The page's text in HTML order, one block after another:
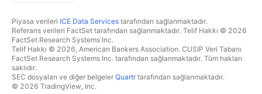
Piyasa verileri ICE Data Services tarafından sağlanmaktadır.
Referans verileri FactSet tarafından sağlanmaktadır. Telif Hakkı © 2026
FactSet Research Systems Inc.
Telif Hakkı © 2026, American Bankers Association. CUSIP Veri Tabanı
FactSet Research Systems Inc. tarafından sağlanmaktadır. Tüm hakları
saklıdır.
SEC dosyaları ve diğer belgeler Quartrtarafından sağlanmaktadır.
© 2026 TradingView, Inc.